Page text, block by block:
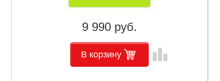
9 990 руб.
В корзину leaderboard